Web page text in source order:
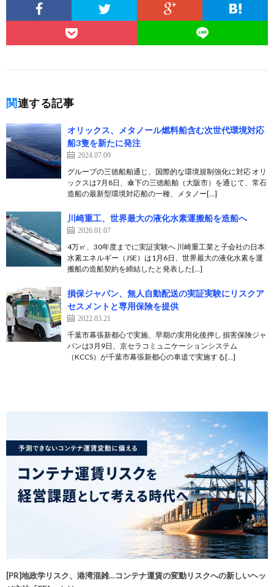
関連する記事
オリックス、メタノール燃料船含む次世代環境対応
船3隻を新たに発注
2024.07.09
グループの三徳船舶通じ、国際的な環境規制強化に対応 オリ
ックスは7月8日、傘下の三徳船舶（大阪市）を通じて、常石
造船の最新型環境対応船の一種、メタノー[…]
川崎重工、世界最大の液化水素運搬船を造船へ
2026.01.07
4万㎥、30年度までに実証実験へ 川崎重工業と子会社の日本
水素エネルギー（JSE）は1月6日、世界最大の液化水素を運
搬船の造船契約を締結したと発表した[…]
損保ジャパン、無人自動配送の実証実験にリスクア
セスメントと専用保険を提供
2022.03.21
千葉市幕張新都心で実施、早期の実用化後押し 損害保険ジャ
パンは3月9日、京セラコミュニケーションシステム
（KCCS）が千葉市幕張新都心の車道で実施する[…]
[PR]地政学リスク、港湾混雑…コンテナ運賃の変動リスクへの新しいヘッ